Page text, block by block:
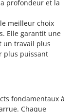
profondeur et la
meilleur choix
Elle garantit une
un travail plus
plus puissant
fondamentaux à
Chaque